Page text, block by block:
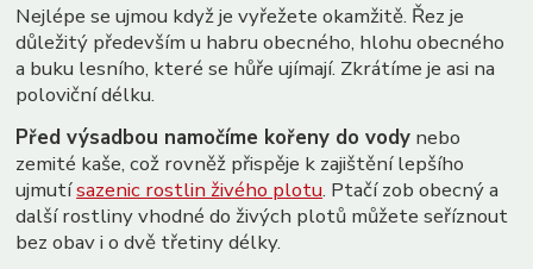
Nejlépe se ujmou když je vyřežete okamžitě. Řez je
důležitý především u habru obecného, hlohu obecného
a buku lesního, které se hůře ujímají. Zkrátíme je asi na
poloviční délku.
Před výsadbou namočíme kořeny do vody nebo
zemité kaše, což rovněž přispěje k zajištění lepšího
ujmutísazenic rostlin živého plotu. Ptačí zob obecný a
další rostliny vhodné do živých plotů můžete seříznout
bez obav i o dvě třetiny délky.